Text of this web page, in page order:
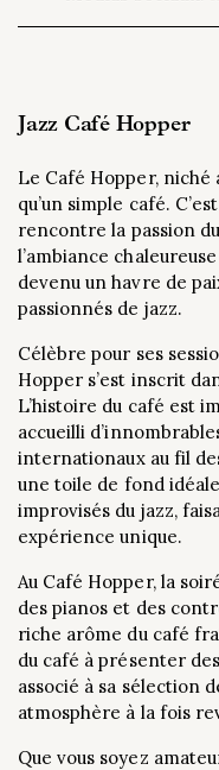
Jazz Café Hopper
Le Café Hopper, niché
qu’un simple café.
rencontre la passion
l’ambiance
devenu un havre de
passionnés de jazz.
Célèbre pour ses
Hopper s’est inscrit
L’histoire du café est
accueilli
internationaux au fil
une toile de fond
improvisés du jazz,
expérience unique.
Au Café Hopper, la
des pianos et des
riche arôme du café
du café à présenter
associé à sa sélection
atmosphère à la fois
Que vous soyez